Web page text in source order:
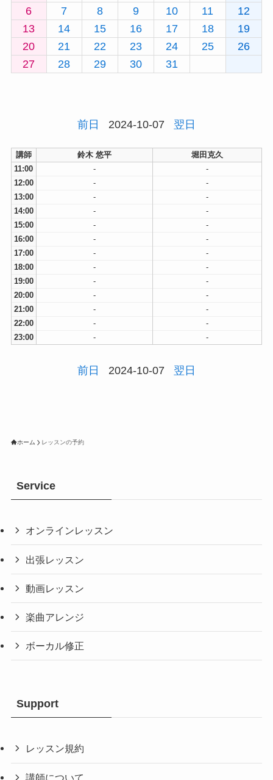
6
7 8 9 10 11
12
13
14 15 16 17 18
19
20
21 22 23 24 25
26
27
28 29 30 31
前日 2024-10-07 翌日
講師 鈴木 悠平
堀田克久
11:00
-
-
12:00
-
-
13:00
-
-
14:00
-
-
15:00
-
-
16:00
-
-
17:00
-
-
18:00
-
-
19:00
-
-
20:00
-
-
21:00
-
-
22:00
-
-
23:00
- -
前日 2024-10-07 翌日
ホーム レッスンの予約
Service
オンラインレッスン
出張レッスン
動画レッスン
楽曲アレンジ
ボーカル修正
Support
レッスン規約
講師について